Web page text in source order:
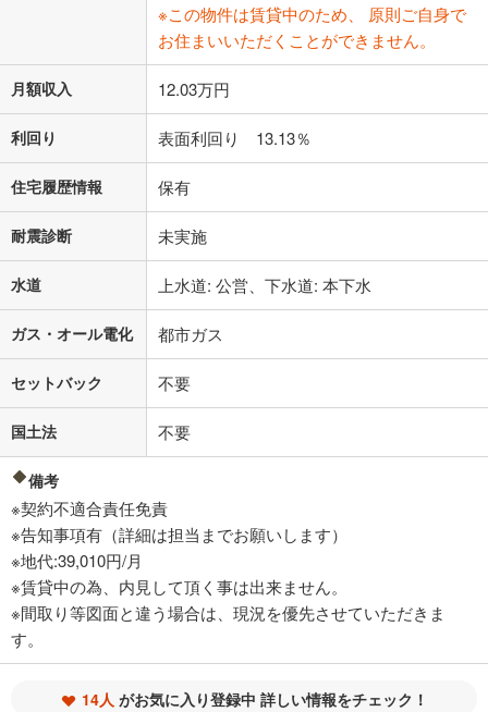
※この物件は賃貸中のため、 原則ご自身で
お住まいいただくことができません。
月額収入 12.03万円
利回り 表面利回り 13.13％
住宅履歴情報 保有
耐震診断 未実施
水道 上水道: 公営、下水道: 本下水
ガス・オール電化 都市ガス
セットバック 不要
国土法 不要
備考
※契約不適合責任免責
※告知事項有（詳細は担当までお願いします）
※地代:39,010円/月
※賃貸中の為、内見して頂く事は出来ません。
※間取り等図面と違う場合は、現況を優先させていただきま
す。
14人 がお気に入り登録中 詳しい情報をチェック！